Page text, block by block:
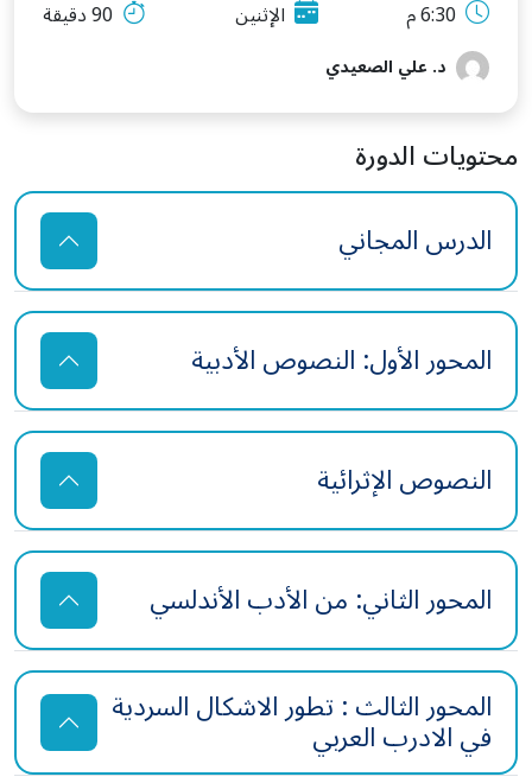
الإثنين
د. علي الصعيدي
محتويات الدورة
الدرس المجاني
المحور الأول: النصوص الأدبية
النصوص الإثرائية
المحور الثاني: من الأدب الأندلسي
المحور الثالث : تطور الاشكال السردية
في الادرب العربي